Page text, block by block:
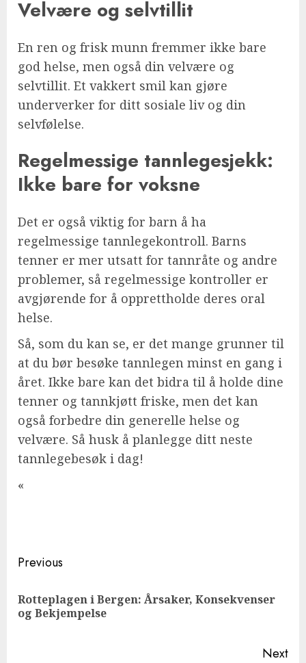
Velvære og selvtillit
En ren og frisk munn fremmer ikke bare
god helse, men også din velvære og
selvtillit. Et vakkert smil kan gjøre
underverker for ditt sosiale liv og din
selvfølelse.
Regelmessige tannlegesjekk:
Ikke bare for voksne
Det er også viktig for barn å ha
regelmessige tannlegekontroll. Barns
tenner er mer utsatt for tannråte og andre
problemer, så regelmessige kontroller er
avgjørende for å opprettholde deres oral
helse.
Så, som du kan se, er det mange grunner til
at du bør besøke tannlegen minst en gang i
året. Ikke bare kan det bidra til å holde dine
tenner og tannkjøtt friske, men det kan
også forbedre din generelle helse og
velvære. Så husk å planlegge ditt neste
tannlegebesøk i dag!
«
Continue
Previous
Rotteplagen i Bergen: Årsaker, Konsekvenser
og Bekjempelse
Next